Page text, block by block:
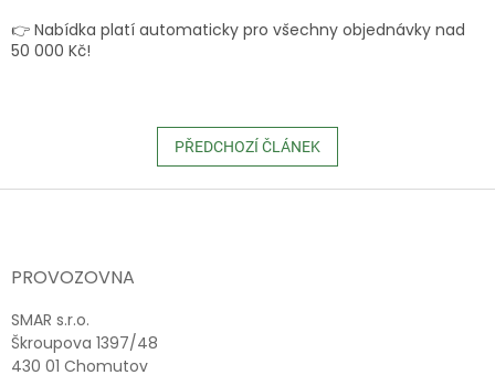
👉 Nabídka platí automaticky pro všechny objednávky nad
50 000 Kč!
PŘEDCHOZÍ ČLÁNEK
PROVOZOVNA
SMAR s.r.o.
Škroupova 1397/48
430 01 Chomutov